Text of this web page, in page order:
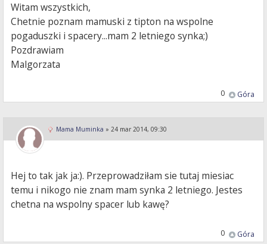
Witam wszystkich,
Chetnie poznam mamuski z tipton na wspolne
pogaduszki i spacery...mam 2 letniego synka;)
Pozdrawiam
Malgorzata
Góra
0
Mama Muminka » 24 mar 2014, 09:30
Hej to tak jak ja:). Przeprowadziłam sie tutaj miesiac
temu i nikogo nie znam mam synka 2 letniego. Jestes
chetna na wspolny spacer lub kawę?
Góra
0